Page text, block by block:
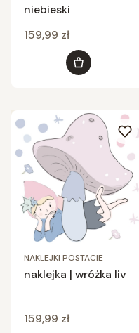
niebieski
Cena
159,99 zł
Do koszyka
NAKLEJKI POSTACIE
naklejka | wróżka liv
Cena
159,99 zł